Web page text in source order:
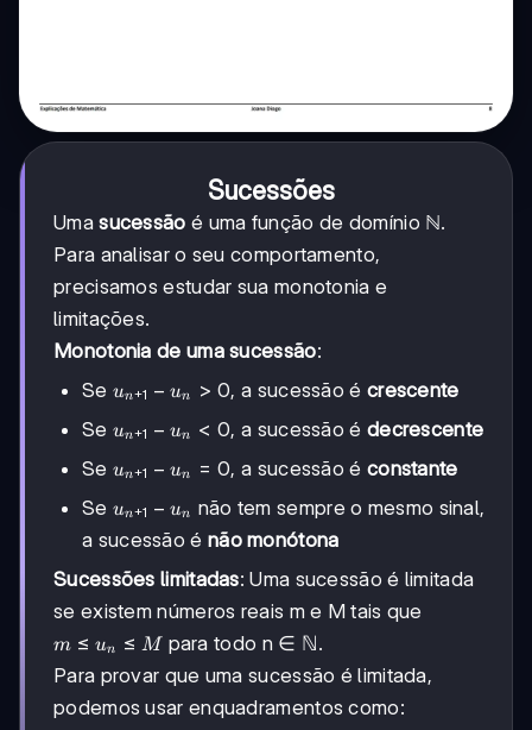
Sucessões
Umasucessão é uma função de domínio ℕ.
Para analisar o seu comportamento,
precisamos estudar sua monotonia e
limitações.
Monotonia de uma sucessão:
Se u_{n+1}
0
un+1 − un > 0, a sucessão é crescente
Se u_{n+1}
0
un+1 − un < 0, a sucessão é decrescente
Se u_{n+1}
0
un+1 − un = 0, a sucessão é constante
Se u_{n+1}
- u_n
un+1 − un não tem sempre o mesmo sinal,
a sucessão é não monótona
Sucessões limitadas: Uma sucessão é limitada
se existem números reais m e M tais que
m
≤
u_n
≤
m ≤ un ≤ M para todo n ∈ ℕ.
Para provar que uma sucessão é limitada,
podemos usar enquadramentos como: